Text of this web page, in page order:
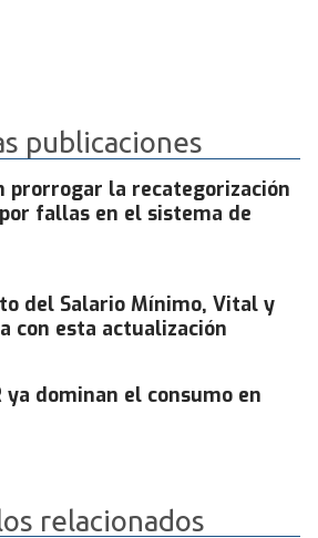
publicaciones
prorrogar la recategorización
fallas en el sistema de
del Salario Mínimo, Vital y
con esta actualización
ya dominan el consumo en
relacionados